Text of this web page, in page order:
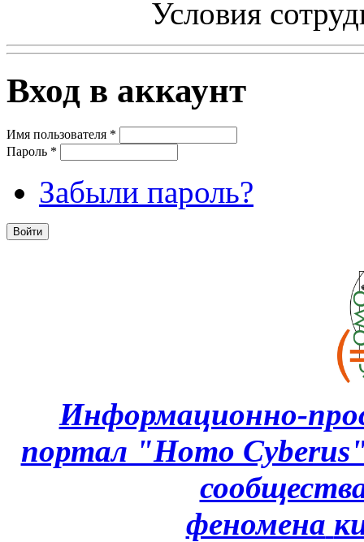
Условия
Вход в аккаунт
Имя пользователя *
Пароль *
Забыли пароль?
Информационно-
портал "Homo
феномена